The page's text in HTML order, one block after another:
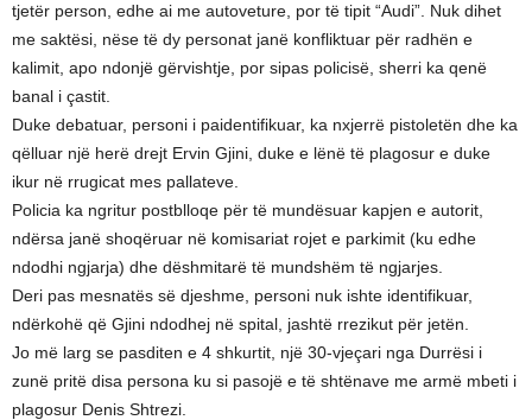
tjetër person, edhe ai me autoveture, por të tipit “Audi”. Nuk dihet
me saktësi, nëse të dy personat janë konfliktuar për radhën e
kalimit, apo ndonjë gërvishtje, por sipas policisë, sherri ka qenë
banal i çastit.
Duke debatuar, personi i paidentifikuar, ka nxjerrë pistoletën dhe ka
qëlluar një herë drejt Ervin Gjini, duke e lënë të plagosur e duke
ikur në rrugicat mes pallateve.
Policia ka ngritur postblloqe për të mundësuar kapjen e autorit,
ndërsa janë shoqëruar në komisariat rojet e parkimit (ku edhe
ndodhi ngjarja) dhe dëshmitarë të mundshëm të ngjarjes.
Deri pas mesnatës së djeshme, personi nuk ishte identifikuar,
ndërkohë që Gjini ndodhej në spital, jashtë rrezikut për jetën.
Jo më larg se pasditen e 4 shkurtit, një 30-vjeçari nga Durrësi i
zunë pritë disa persona ku si pasojë e të shtënave me armë mbeti i
plagosur Denis Shtrezi.